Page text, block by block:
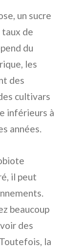
un sucre
de
du
les
des
cultivars
inférieurs à
années.
il peut
beaucoup
des
la